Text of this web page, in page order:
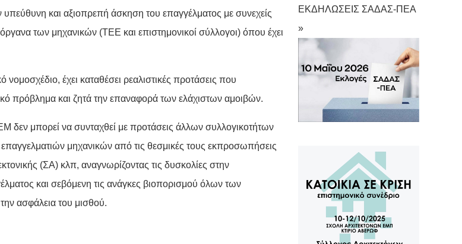
υπεύθυνη και αξιοπρεπή άσκηση του επαγγέλματος με συνεχείς
των μηχανικών (ΤΕΕ και επιστημονικοί σύλλογοι) όπου έχει
νομοσχέδιο, έχει καταθέσει ρεαλιστικές προτάσεις που
πρόβλημα και ζητά την επαναφορά των ελάχιστων αμοιβών.
δεν μπορεί να συνταχθεί με προτάσεις άλλων συλλογικοτήτων
μηχανικών από τις θεσμικές τους εκπροσωπήσεις
(ΣΑ) κλπ, αναγνωρίζοντας τις δυσκολίες στην
και σεβόμενη τις ανάγκες βιοπορισμού όλων των
ασφάλεια του μισθού.
ΕΚΔΗΛΩΣΕΙΣ ΣΑΔΑΣ-ΠΕΑ
»